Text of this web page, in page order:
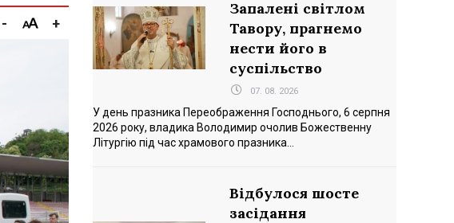
- +
Запалені світлом
Тавору, прагнемо
нести його в
суспільство
07. 08. 2026
У день празника Переображення Господнього, 6 серпня
2026 року, владика Володимир очолив Божественну
Літургію під час храмового празника...
Відбулося шосте
засідання